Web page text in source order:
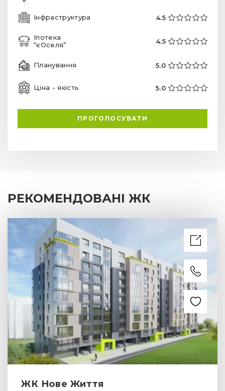
Інфраструктура 4.5
Іпотека
“єОселя”
4.5
Планування 5.0
Ціна - якість 5.0
ПРОГОЛОСУВАТИ
РЕКОМЕНДОВАНІ ЖК
ЖК Нове Життя